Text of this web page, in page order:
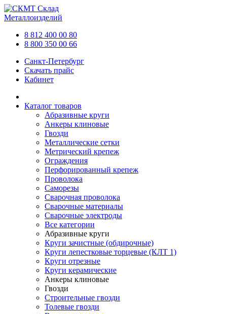
Склад
Металлоизделий
8 812 400 00 80
8 800 350 00 66
Санкт-Петербург
Скачать прайс
Кабинет
Каталог товаров
Абразивные круги
Анкеры клиновые
Гвозди
Металлические сетки
Метрический крепеж
Ограждения
Перфорированный крепеж
Проволока
Саморезы
Сварочная проволока
Сварочные материалы
Сварочные электроды
Все категории
Абразивные круги
Круги зачистные (обдирочные)
Круги лепестковые торцевые (КЛТ 1)
Круги отрезные
Круги керамические
Анкеры клиновые
Гвозди
Строительные гвозди
Толевые гвозди